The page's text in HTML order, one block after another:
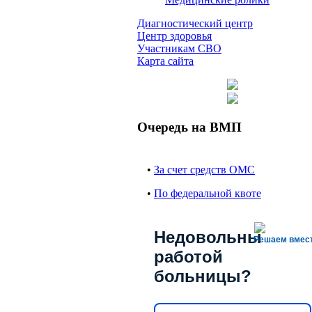
Диагностический центр
Центр здоровья
Участникам СВО
Карта сайта
Очередь на ВМП
• За счет средств ОМС
• По федеральной квоте
Решаем
Недовольны
работой
больницы?